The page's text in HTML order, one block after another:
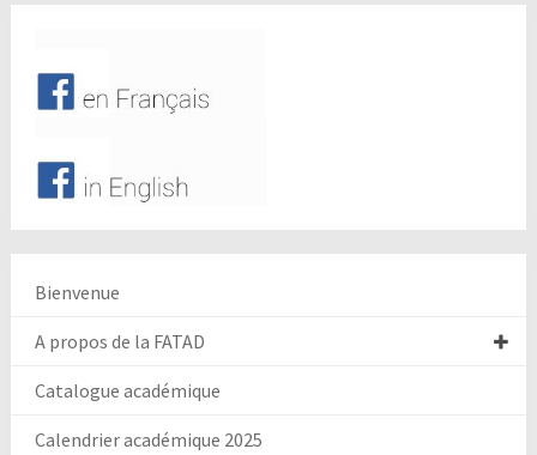
Bienvenue
A propos de la FATAD
Catalogue académique
Calendrier académique 2025